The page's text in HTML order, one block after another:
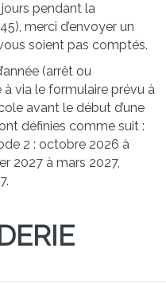
pendant la
merci d’envoyer un
soient pas comptés.
(arrêt ou
via le formulaire prévu à
avant le début d’une
définies comme suit :
2 : octobre 2026 à
2027 à mars 2027,